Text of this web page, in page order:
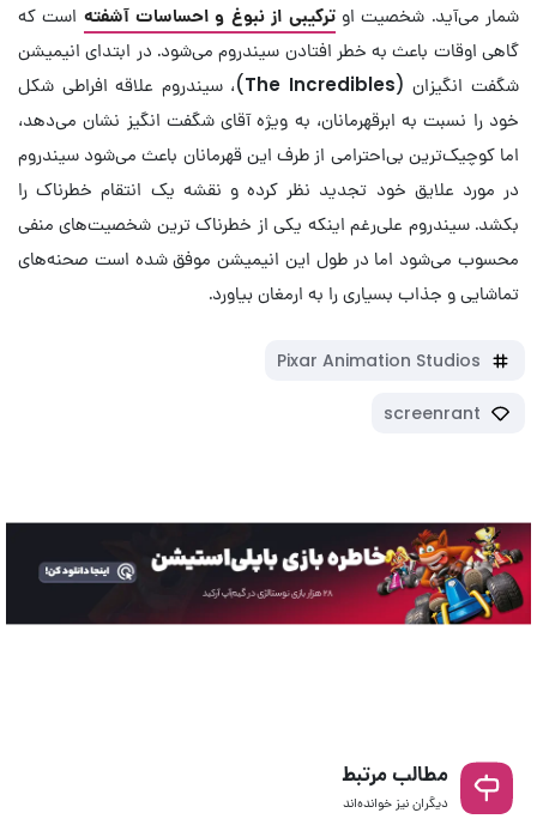
شمار می‌آید. شخصیت اوترکیبی از نبوغ و احساسات آشفته است که
گاهی اوقات باعث به خطر افتادن سیندروم می‌شود. در ابتدای انیمیشن
شگفت انگیزان (The Incredibles)، سیندروم علاقه افراطی شکل
خود را نسبت به ابرقهرمانان، به ویژه آقای شگفت انگیز نشان می‌دهد،
اما کوچیک‌ترین بی‌احترامی از طرف این قهرمانان باعث می‌شود سیندروم
در مورد علایق خود تجدید نظر کرده و نقشه یک انتقام خطرناک را
بکشد. سیندروم علی‌رغم اینکه یکی از خطرناک ترین شخصیت‌های منفی
محسوب می‌شود اما در طول این انیمیشن موفق شده است صحنه‌های
تماشایی و جذاب بسیاری را به ارمغان بیاورد.
Pixar Animation Studios
screenrant
مطالب مرتبط
دیگران نیز خوانده‌اند